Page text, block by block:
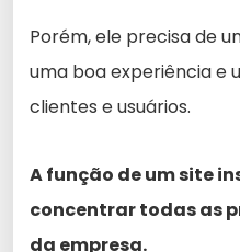
Porém, ele precisa de
uma boa experiência e
clientes e usuários.
A função de um site
concentrar todas as
da empresa.